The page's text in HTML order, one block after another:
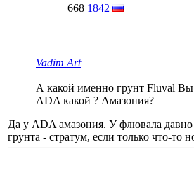
668 1842
Vadim Art
А какой именно грунт Fluval Вы
ADA какой ? Амазония?
Да у ADA амазония. У флювала давно
грунта - стратум, если только что-то